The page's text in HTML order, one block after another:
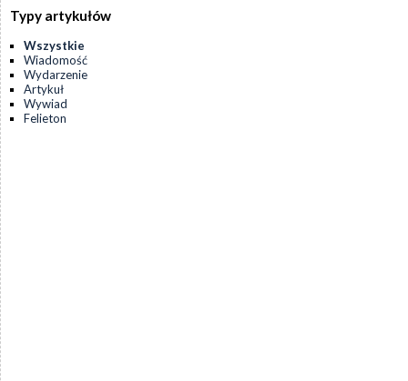
Typy artykułów
Wszystkie
Wiadomość
Wydarzenie
Artykuł
Wywiad
Felieton